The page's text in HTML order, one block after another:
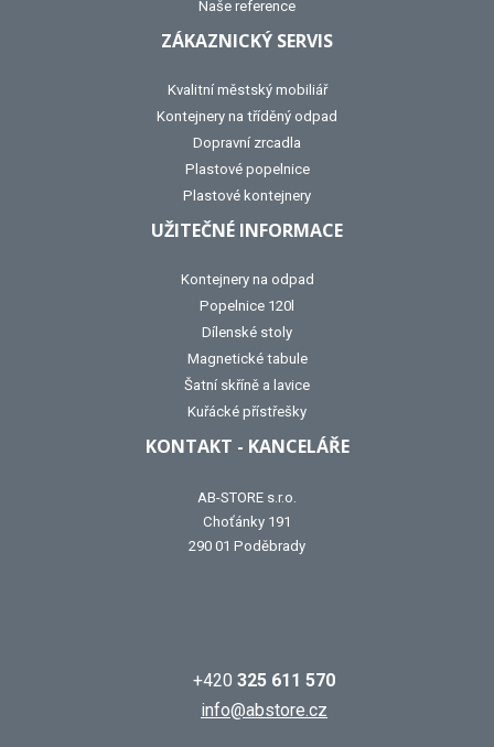
Naše reference
ZÁKAZNICKÝ SERVIS
Kvalitní městský mobiliář
Kontejnery na tříděný odpad
Dopravní zrcadla
Plastové popelnice
Plastové kontejnery
UŽITEČNÉ INFORMACE
Kontejnery na odpad
Popelnice 120l
Dílenské stoly
Magnetické tabule
Šatní skříně a lavice
Kuřácké přístřešky
KONTAKT - KANCELÁŘE
AB-STORE s.r.o.
Choťánky 191
290 01 Poděbrady
+420 325 611 570
info@abstore.cz